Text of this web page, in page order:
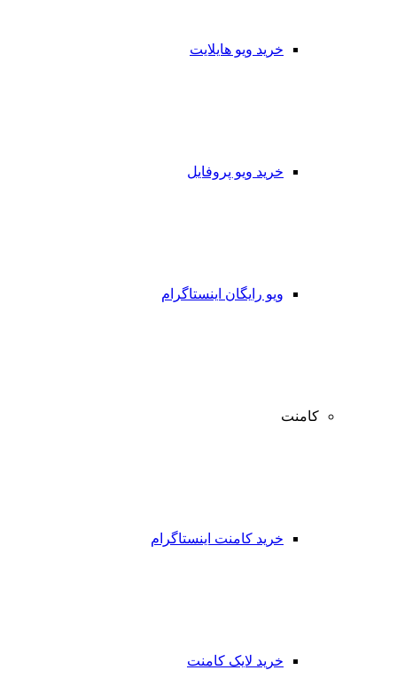
خرید ویو هایلایت
خرید ویو پروفایل
ویو رایگان اینستاگرام
کامنت
خرید کامنت اینستاگرام
خرید لایک کامنت